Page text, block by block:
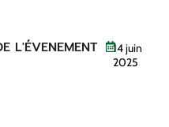
L'ÉVENEMENT 14juin
2025